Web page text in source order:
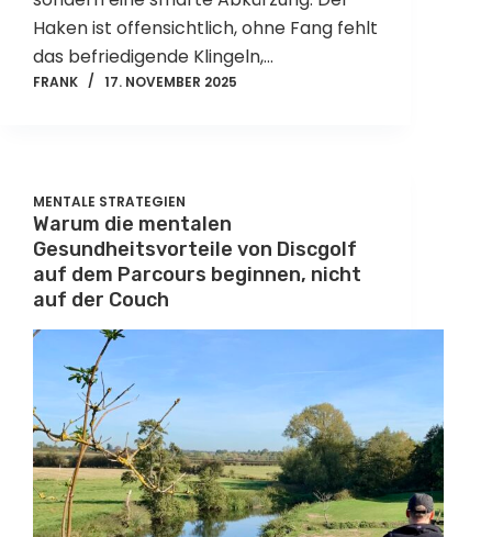
Haken ist offensichtlich, ohne Fang fehlt
das befriedigende Klingeln,…
FRANK 17. NOVEMBER 2025
MENTALE STRATEGIEN
Warum die mentalen
Gesundheitsvorteile von Discgolf
auf dem Parcours beginnen, nicht
auf der Couch